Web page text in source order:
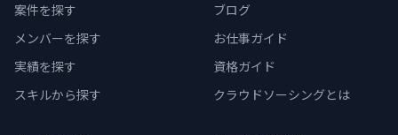
案件を探す
メンバーを探す
実績を探す
スキルから探す
ブログ
お仕事ガイド
資格ガイド
クラウドソーシングとは